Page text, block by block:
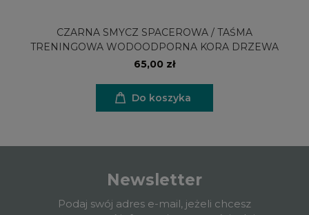
CZARNA SMYCZ SPACEROWA / TAŚMA
TRENINGOWA WODOODPORNA KORA DRZEWA
65,00 zł
Do koszyka
Newsletter
Podaj swój adres e-mail, jeżeli chcesz